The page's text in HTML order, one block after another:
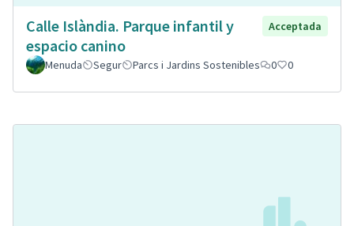
Calle Islàndia. Parque infantil y
espacio canino
Acceptada
Menuda Segur Parcs i Jardins Sostenibles 0 0